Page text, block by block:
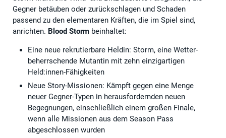
Gegner betäuben oder zurückschlagen und Schaden
passend zu den elementaren Kräften, die im Spiel sind,
anrichten. Blood Storm beinhaltet:
Eine neue rekrutierbare Heldin: Storm, eine Wetter-
beherrschende Mutantin mit zehn einzigartigen
Held:innen-Fähigkeiten
Neue Story-Missionen: Kämpft gegen eine Menge
neuer Gegner-Typen in herausfordernden neuen
Begegnungen, einschließlich einem großen Finale,
wenn alle Missionen aus dem Season Pass
abgeschlossen wurden